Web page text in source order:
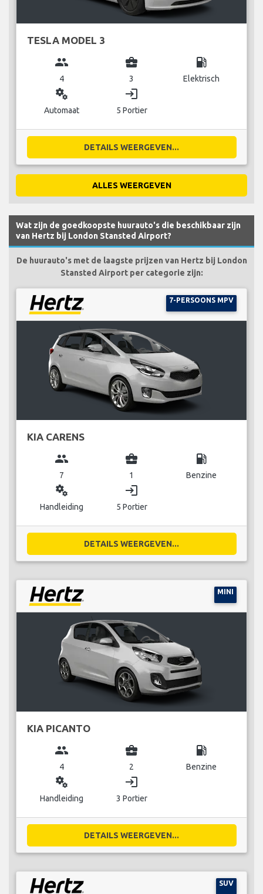
TESLA MODEL 3
group
4
business_center
3
local_gas_station
Elektrisch
miscellaneous_services
Automaat
login
5 Portier
DETAILS WEERGEVEN...
ALLES WEERGEVEN
Wat zijn de goedkoopste huurauto's die beschikbaar zijn
van Hertz bij London Stansted Airport?
De huurauto's met de laagste prijzen van Hertz bij London
Stansted Airport per categorie zijn:
7-PERSOONS MPV
KIA CARENS
group
7
business_center
1
local_gas_station
Benzine
miscellaneous_services
Handleiding
login
5 Portier
DETAILS WEERGEVEN...
MINI
KIA PICANTO
group
4
business_center
2
local_gas_station
Benzine
miscellaneous_services
Handleiding
login
3 Portier
DETAILS WEERGEVEN...
SUV